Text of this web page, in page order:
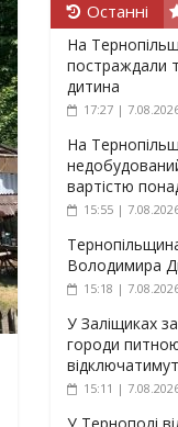
Останні
На
постраждали
дитина
17:27 |
На
вартістю
15:55 |
Володимира
15:18 |
У Заліщиках
городи
15:11 |